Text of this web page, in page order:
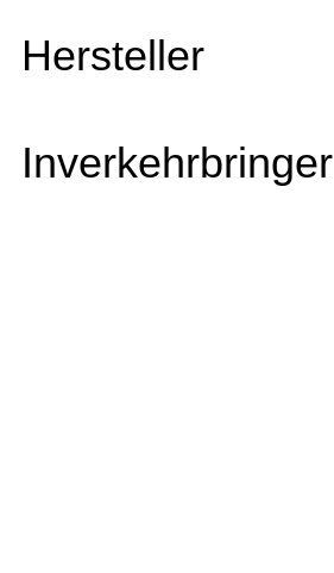
Hersteller
Inverkehrbringer